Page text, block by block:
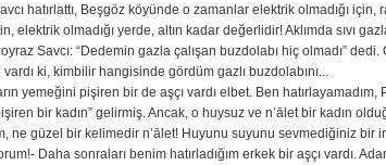
hatırlattı, Beşgöz köyünde o zamanlar elektrik olmadığı için,
elektrik olmadığı yerde, altın kadar değerlidir! Aklımda sıvı
Savcı: “Dedemin gazla çalışan buzdolabı hiç olmadı” dedi.
ki, kimbilir hangisinde gördüm gazlı buzdolabını...
yemeğini pişiren bir de aşçı vardı elbet. Ben hatırlayamadım,
bir kadın” gelirmiş. Ancak, o huysuz ve n’ālet bir kadın
güzel bir kelimedir n’ālet! Huyunu suyunu sevmediğiniz bir
Daha sonraları benim hatırladığım erkek bir aşçı vardı.